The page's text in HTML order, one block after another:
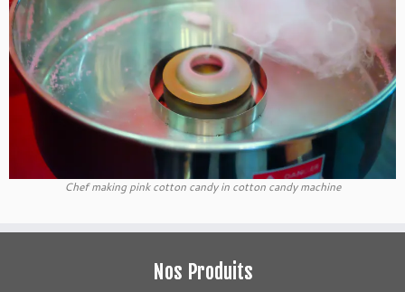
Chef making pink cotton candy in cotton candy machine
Nos Produits